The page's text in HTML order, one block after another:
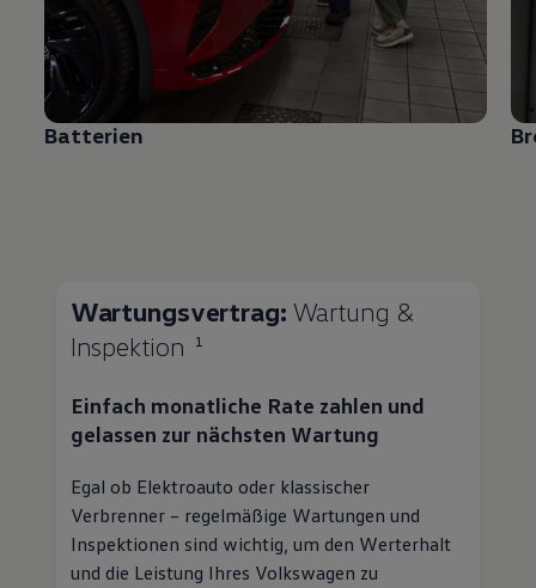
Batterien
Wartungsvertrag: Wartung &
Inspektion
1
Einfach monatliche Rate zahlen und
gelassen zur nächsten Wartung
Egal ob Elektroauto oder klassischer
Verbrenner – regelmäßige Wartungen und
Inspektionen sind wichtig, um den Werterhalt
und die Leistung Ihres Volkswagen zu